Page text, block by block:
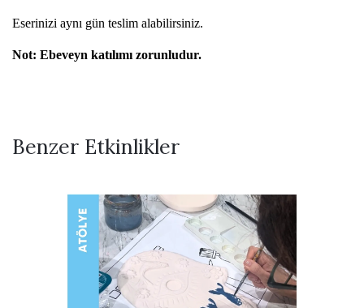
Eserinizi aynı gün teslim alabilirsiniz.
Not: Ebeveyn katılımı zorunludur.
Benzer Etkinlikler